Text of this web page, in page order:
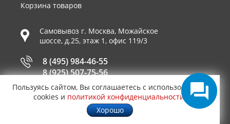
Корзина товаров
Самовывоз г. Москва, Можайское
шоссе, д.25, этаж 1, офис 119/3
8 (495) 984-46-55
8 (925) 507-75-56
Время работы
Пн-Пт 10-19, Сб 11-16
Пользуясь сайтом, Вы соглашаетесь с использованием
cookies и политикой конфиденциальности
Хорошо